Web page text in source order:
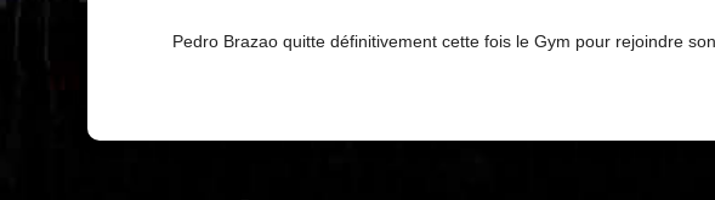
Pedro Brazao quitte définitivement cette fois le Gym pour rejoindre